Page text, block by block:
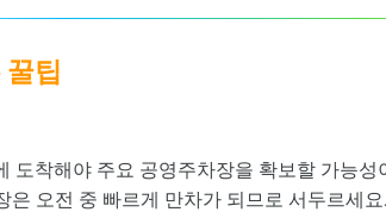
팁
도착해야 주요 공영주차장을 확보할 가능성
은 오전 중 빠르게 만차가 되므로 서두르세요.